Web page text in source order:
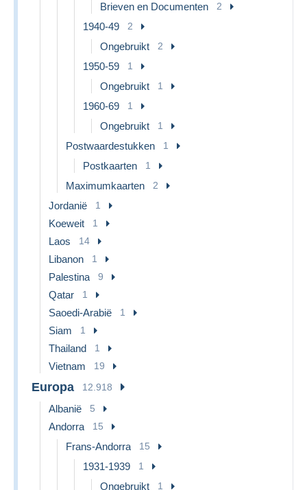
Brieven en Documenten 2
1940-49 2
Ongebruikt 2
1950-59 1
Ongebruikt 1
1960-69 1
Ongebruikt 1
Postwaardestukken 1
Postkaarten 1
Maximumkaarten 2
Jordanië 1
Koeweit 1
Laos 14
Libanon 1
Palestina 9
Qatar 1
Saoedi-Arabië 1
Siam 1
Thailand 1
Vietnam 19
Europa 12.918
Albanië 5
Andorra 15
Frans-Andorra 15
1931-1939 1
Ongebruikt 1